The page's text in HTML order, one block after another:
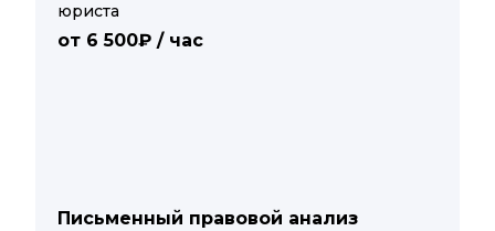
юриста
от 6 500₽ / час
Письменный правовой анализ